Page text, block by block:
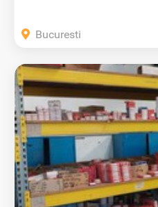
Bucuresti